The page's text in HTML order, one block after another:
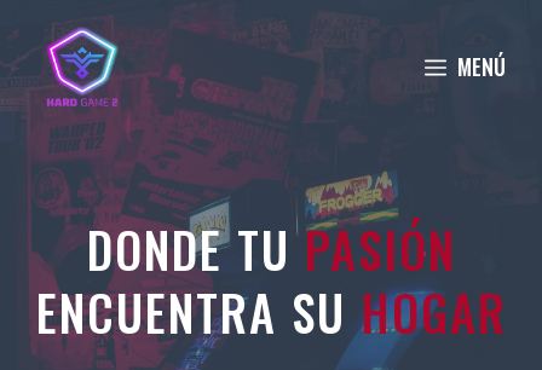
contenido
MENÚ
DONDE TUPASIÓN
ENCUENTRA SUHOGAR